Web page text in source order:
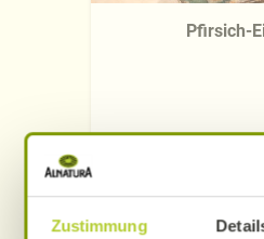
Zustimmung
Pfirsich-